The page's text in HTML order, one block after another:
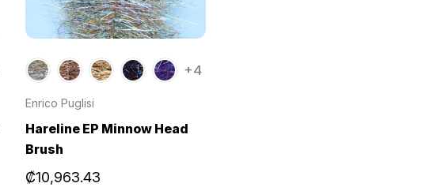
+4
Enrico Puglisi
Hareline EP Minnow Head
Brush
₡10,963.43